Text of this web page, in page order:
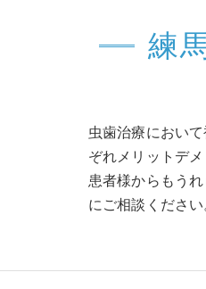
練
虫歯治療におい
ぞれメリットデ
患者様からもう
にご相談ください